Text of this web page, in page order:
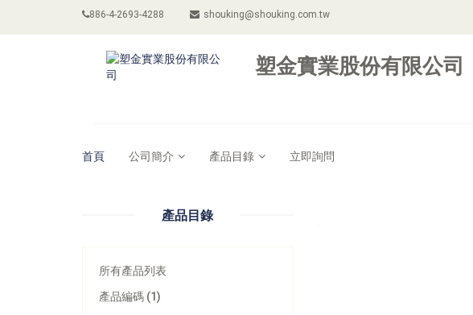
886-4-2693-4288 shouking@shouking.com.tw
塑金實業股份有限公司
首頁 公司簡介 產品目錄 立即詢問
產品目錄
所有產品列表
產品編碼 (1)